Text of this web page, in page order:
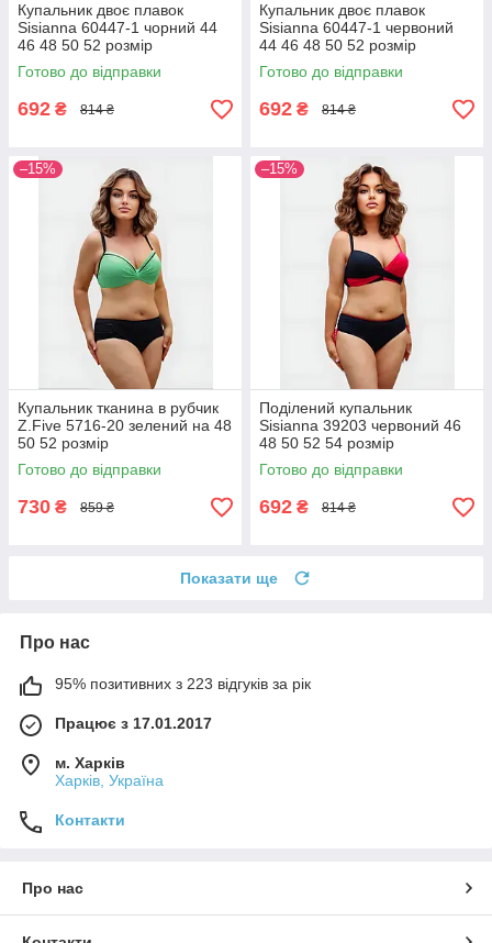
Купальник двоє плавок
Sisianna 60447-1 чорний 44
46 48 50 52 розмір
Готово до відправки
692 ₴ 814 ₴
Купальник двоє плавок
Sisianna 60447-1 червоний
44 46 48 50 52 розмір
Готово до відправки
692 ₴ 814 ₴
–15%
Купальник тканина в рубчик
Z.Five 5716-20 зелений на 48
50 52 розмір
Готово до відправки
730 ₴ 859 ₴
–15%
Поділений купальник
Sisianna 39203 червоний 46
48 50 52 54 розмір
Готово до відправки
692 ₴ 814 ₴
Показати ще
Про нас
95% позитивних з 223 відгуків за рік
Працює з 17.01.2017
м. Харків
Харків, Україна
Контакти
Про нас